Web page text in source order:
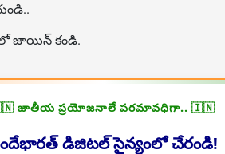
జాయిన్ కండి.
జాతీయ ప్రయోజనాలే పరమావధిగా.. 🇮🇳
డిజిటల్ సైన్యంలో చేరండి!